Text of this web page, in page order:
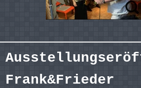
Frank&Frieder